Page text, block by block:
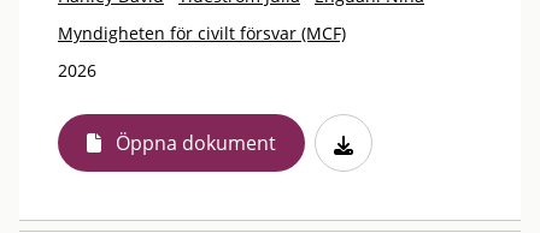
Myndigheten för civilt försvar (MCF)
2026
Öppna dokument